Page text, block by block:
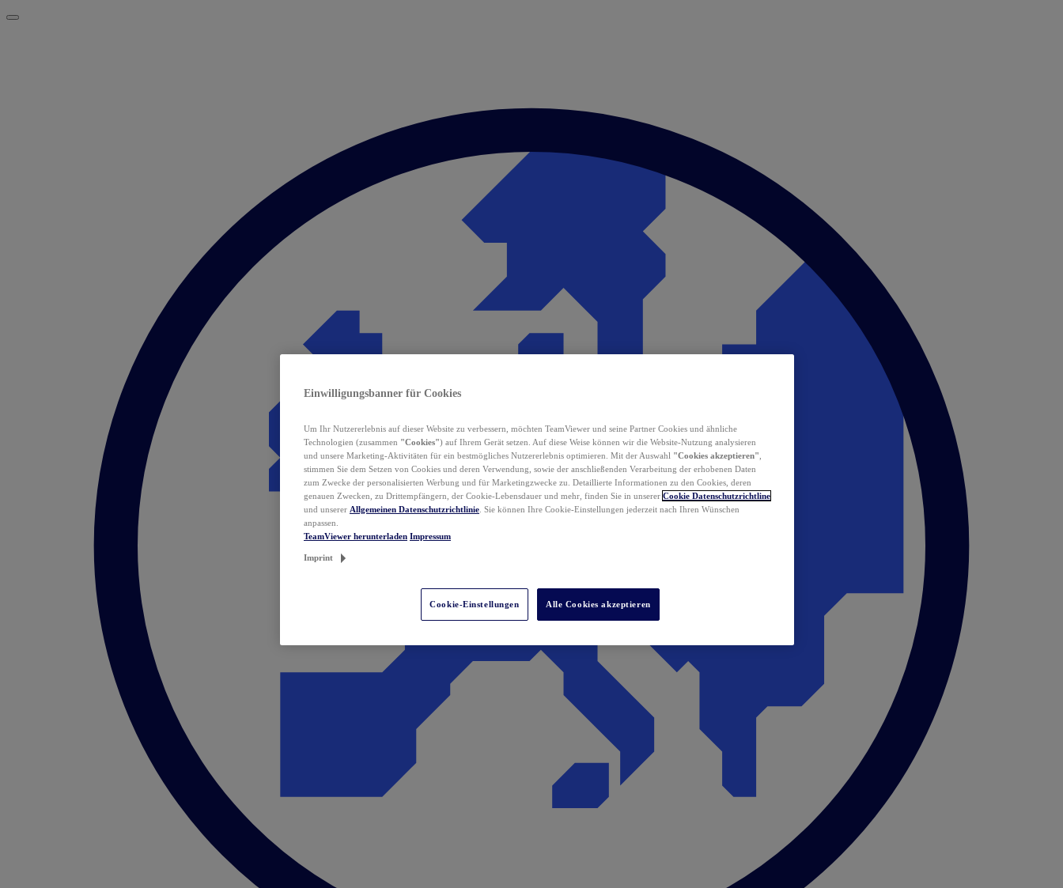
Einwilligungsbanner für Cookies
Um Ihr Nutzererlebnis auf dieser Website zu verbessern, möchten TeamViewer und seine Partner Cookies und ähnliche
Technologien (zusammen "Cookies") auf Ihrem Gerät setzen. Auf diese Weise können wir die Website-Nutzung analysieren
und unsere Marketing-Aktivitäten für ein bestmögliches Nutzererlebnis optimieren. Mit der Auswahl "Cookies akzeptieren"
stimmen Sie dem Setzen von Cookies und deren Verwendung, sowie der anschließenden Verarbeitung der erhobenen Daten
zum Zwecke der personalisierten Werbung und für Marketingzwecke zu. Detaillierte Informationen zu den Cookies, deren
genauen Zwecken, zu Drittempfängern, der Cookie-Lebensdauer und mehr, finden Sie in unserer Cookie Datenschutzrichtline
und unserer Allgemeinen Datenschutzrichtlinie . Sie können Ihre Cookie-Einstellungen jederzeit nach Ihren Wünschen
anpassen.
TeamViewer herunterladen Impressum
Imprint
Cookie-Einstellungen Alle Cookies akzeptieren